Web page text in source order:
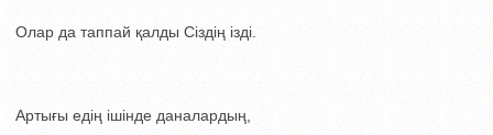
Олар да таппай қалды Сіздің ізді.
Артығы едің ішінде даналардың,